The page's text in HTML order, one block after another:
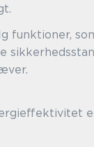
funktioner,